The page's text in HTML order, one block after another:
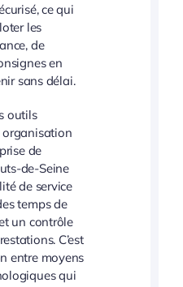
ce qui
les
de
en
sans délai.
outils
organisation
de
de-Seine
de service
temps de
un contrôle
C’est
entre moyens
qui